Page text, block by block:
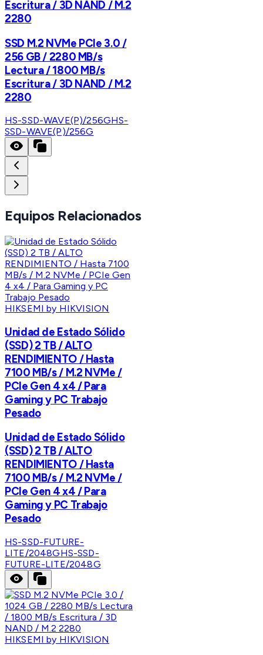
Escritura / 3D NAND / M.2
2280
SSD M.2 NVMe PCIe 3.0 /
256 GB / 2280 MB/s
Lectura / 1800 MB/s
Escritura / 3D NAND / M.2
2280
HS-SSD-WAVE(P)/256GHS-
SSD-WAVE(P)/256G
Equipos Relacionados
HIKSEMI by HIKVISION
Unidad de Estado Sólido
(SSD) 2 TB / ALTO
RENDIMIENTO / Hasta
7100 MB/s / M.2 NVMe /
PCIe Gen 4 x4 / Para
Gaming y PC Trabajo
Pesado
Unidad de Estado Sólido
(SSD) 2 TB / ALTO
RENDIMIENTO / Hasta
7100 MB/s / M.2 NVMe /
PCIe Gen 4 x4 / Para
Gaming y PC Trabajo
Pesado
HS-SSD-FUTURE-
LITE/2048GHS-SSD-
FUTURE-LITE/2048G
HIKSEMI by HIKVISION